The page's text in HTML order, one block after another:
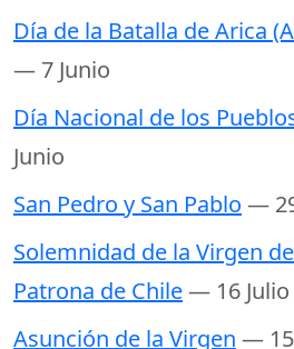
Día de la Batalla de Arica
— 7 Junio
Día Nacional de los
Junio
San Pedro y San Pablo —
Solemnidad de la Virgen
Patrona de Chile— 16 Julio
Asunción de la Virgen —